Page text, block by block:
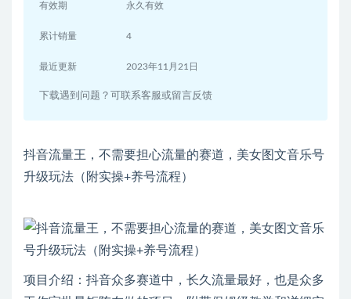
有效期 永久有效
累计销量 4
最近更新 2023年11月21日
下载遇到问题？可联系客服或留言反馈
抖音流量王，不需要担心流量的赛道，美女图文音乐号
升级玩法（附实操+养号流程）
项目介绍：抖音众多赛道中，长久流量最好，也是众多